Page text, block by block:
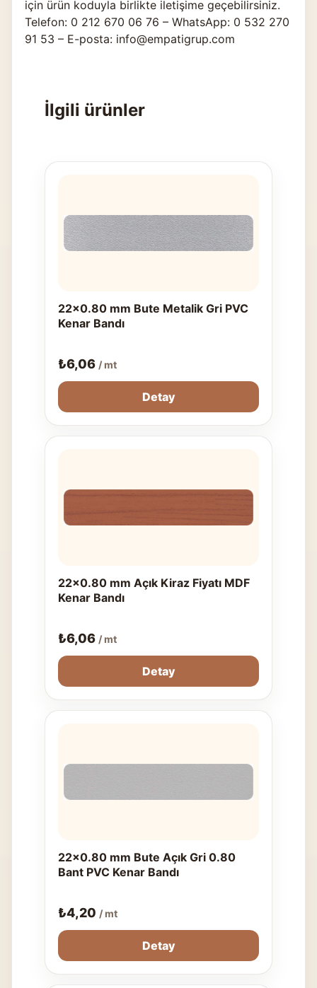
için ürün koduyla birlikte iletişime geçebilirsiniz.
Telefon: 0 212 670 06 76 – WhatsApp: 0 532 270
91 53 – E-posta: info@empatigrup.com
İlgili ürünler
22x0.80 mm Bute Metalik Gri PVC
Kenar Bandı
₺6,06 / mt
Detay
22x0.80 mm Açık Kiraz Fiyatı MDF
Kenar Bandı
₺6,06 / mt
Detay
22x0.80 mm Bute Açık Gri 0.80
Bant PVC Kenar Bandı
₺4,20 / mt
Detay